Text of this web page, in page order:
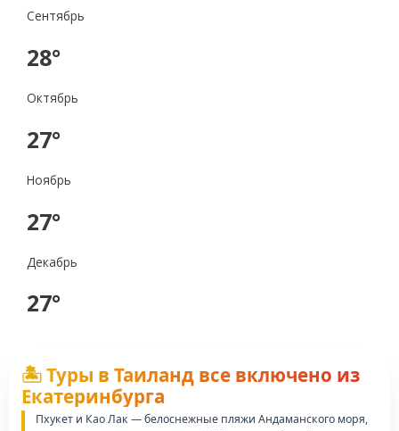
Сентябрь
28°
Октябрь
27°
Ноябрь
27°
Декабрь
27°
🏝️ Туры в Таиланд все включено из
Екатеринбурга
Пхукет и Као Лак — белоснежные пляжи Андаманского моря,